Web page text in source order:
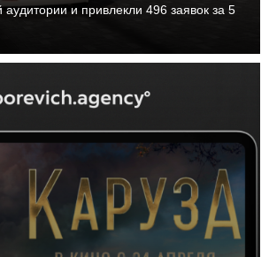
и привлекли 496 заявок за 5